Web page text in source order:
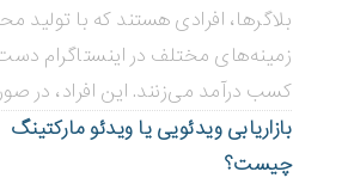
بلاگر‌ها، افرادی هستند که با تولید
زمینه‌های مختلف در اینستاگرام
کسب درآمد می‌زنند. این افراد، در
بازاریابی ویدئویی ‌یا ویدئو مارکتینگ
چیست؟